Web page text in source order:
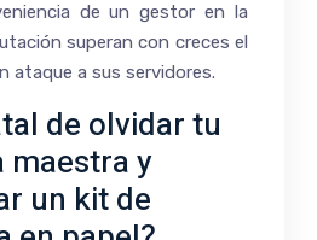
de un gestor en la
superan con creces el
ataque a sus servidores.
de olvidar tu
maestra y
un kit de